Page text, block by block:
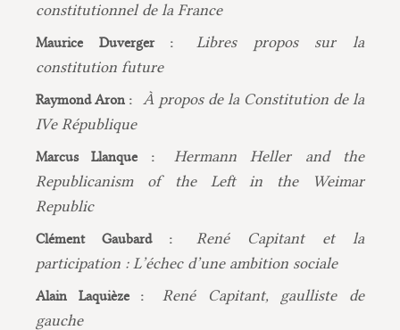
constitutionnel de la France
Maurice Duverger :
Libres propos sur la
constitution future
Raymond Aron :
À propos de la Constitution de la
IVe République
Marcus Llanque :
Hermann Heller and the
Republicanism of the Left in the Weimar
Republic
Clément Gaubard :
René Capitant et la
participation : L’échec d’une ambition sociale
Alain Laquièze :
René Capitant, gaulliste de
gauche